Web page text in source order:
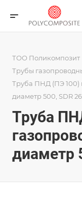
ТОО Поликомпозит
Трубы
Труба ПНД (ПЭ 100)
диаметр 500, SDR 26
Труба
диаметр